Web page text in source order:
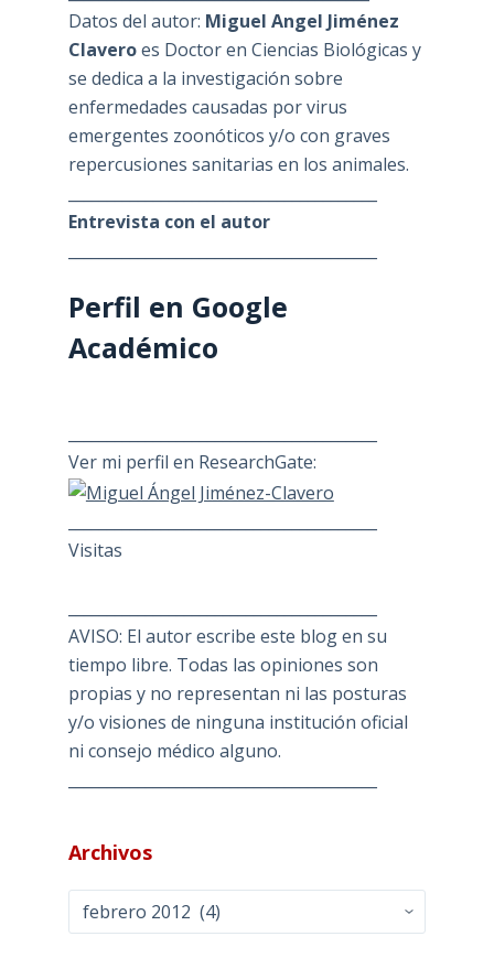
Datos del autor: Miguel Angel Jiménez
Claveroes Doctor en Ciencias Biológicas y
se dedica a la investigación sobre
enfermedades causadas por virus
emergentes zoonóticos y/o con graves
repercusiones sanitarias en los animales.
Entrevista con el autor
Perfil en Google
Académico
Ver mi perfil en ResearchGate:
Visitas
AVISO: El autor escribe este blog en su
tiempo libre. Todas las opiniones son
propias y no representan ni las posturas
y/o visiones de ninguna institución oficial
ni consejo médico alguno.
Archivos
Archivos